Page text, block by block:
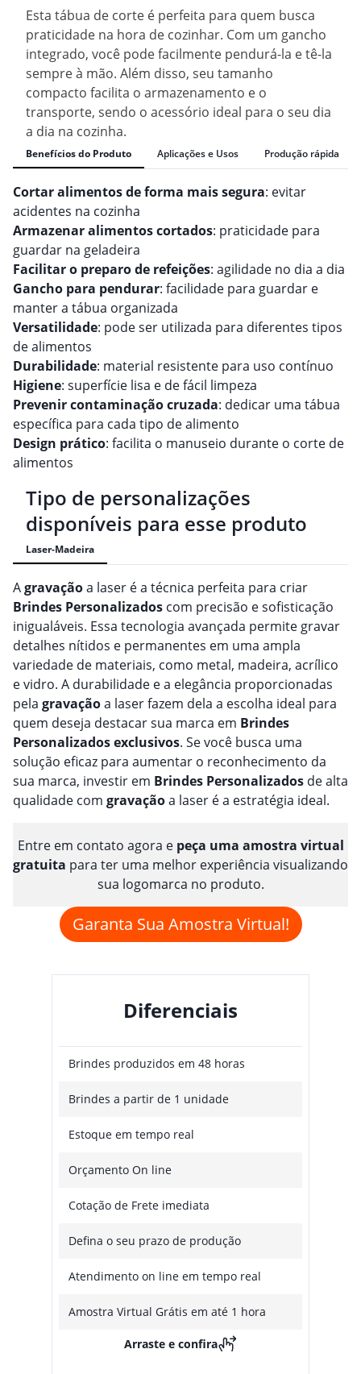
Esta tábua de corte é perfeita para quem busca
praticidade na hora de cozinhar. Com um gancho
integrado, você pode facilmente pendurá-la e tê-la
sempre à mão. Além disso, seu tamanho
compacto facilita o armazenamento e o
transporte, sendo o acessório ideal para o seu dia
a dia na cozinha.
Benefícios do Produto Aplicações e Usos Produção rápida
Cortar alimentos de forma mais segura: evitar
acidentes na cozinha
Armazenar alimentos cortados: praticidade para
guardar na geladeira
Facilitar o preparo de refeições: agilidade no dia a dia
Gancho para pendurar: facilidade para guardar e
manter a tábua organizada
Versatilidade: pode ser utilizada para diferentes tipos
de alimentos
Durabilidade: material resistente para uso contínuo
Higiene: superfície lisa e de fácil limpeza
Prevenir contaminação cruzada: dedicar uma tábua
específica para cada tipo de alimento
Design prático: facilita o manuseio durante o corte de
alimentos
Tipo de personalizações
disponíveis para esse produto
Laser-Madeira
Agravaçãoa laser é a técnica perfeita para criar
Brindes Personalizados com precisão e sofisticação
inigualáveis. Essa tecnologia avançada permite gravar
detalhes nítidos e permanentes em uma ampla
variedade de materiais, como metal, madeira, acrílico
e vidro. A durabilidade e a elegância proporcionadas
pela gravaçãoa laser fazem dela a escolha ideal para
quem deseja destacar sua marca em Brindes
Personalizadosexclusivos. Se você busca uma
solução eficaz para aumentar o reconhecimento da
sua marca, investir em Brindes Personalizados de alta
qualidade com gravaçãoa laser é a estratégia ideal.
Entre em contato agora e peça uma amostra virtual
gratuita para ter uma melhor experiência visualizando
sua logomarca no produto.
Garanta Sua Amostra Virtual!
Diferenciais
Brindes produzidos em 48 horas
Brindes a partir de 1 unidade
Estoque em tempo real
Orçamento On line
Cotação de Frete imediata
Defina o seu prazo de produção
Atendimento on line em tempo real
Amostra Virtual Grátis em até 1 hora
Arraste e confira